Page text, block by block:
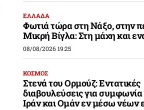
ΕΛΛΑΔΑ
Φωτιά τώρα στη Νάξο, στην
Μικρή Βίγλα: Στη μάχη και
08/08/2026 19:25
ΚΟΣΜΟΣ
Στενά του Ορμούζ: Εντατικές
διαβουλεύσεις για
Ιράν και Ομάν εν μέσω νέων